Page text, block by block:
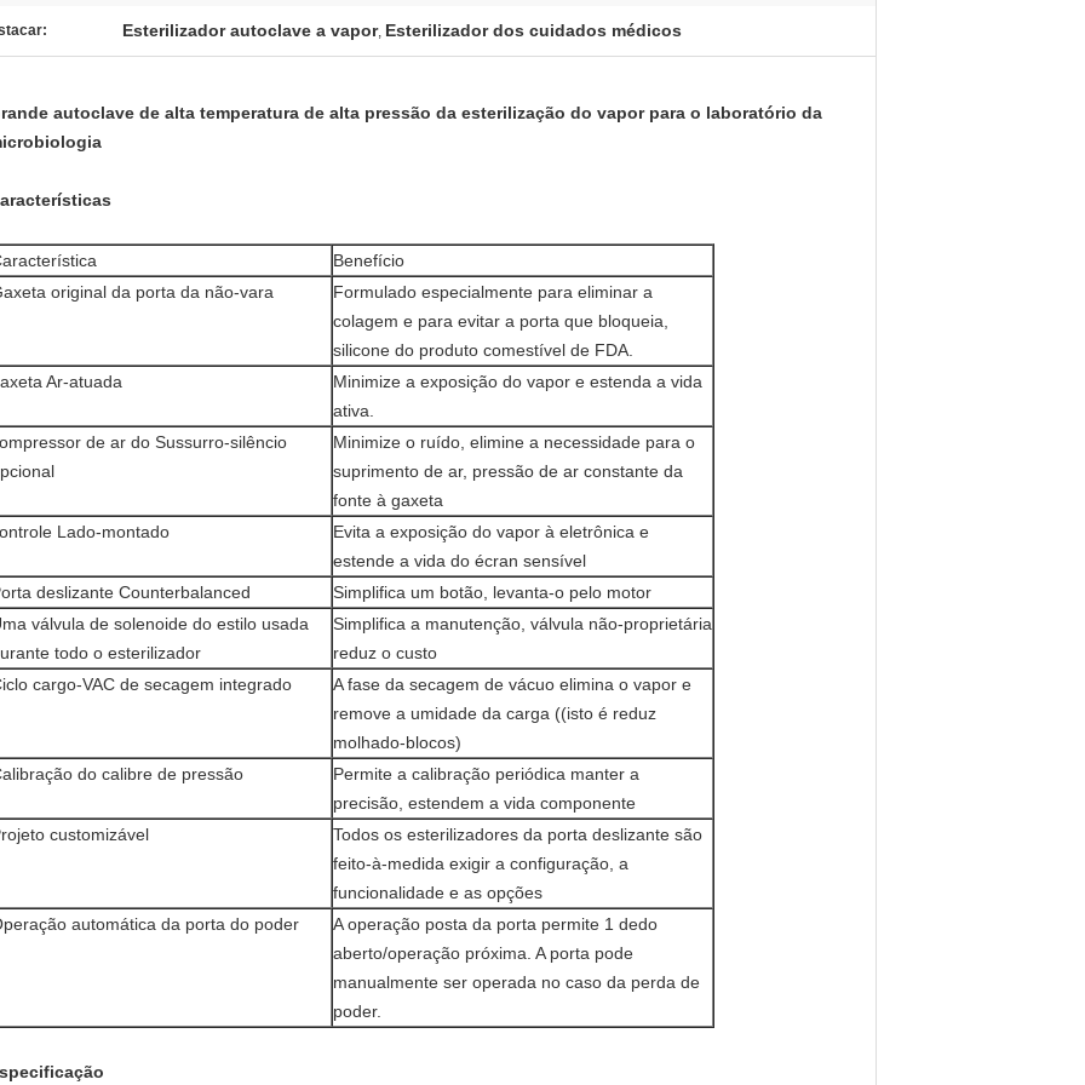
Esterilizador autoclave a vapor, Esterilizador dos cuidados médicos
autoclave de alta temperatura de alta pressão da esterilização do vapor para o laboratório da
Benefício
original da porta da não-vara
Formulado especialmente para eliminar a
colagem e para evitar a porta que bloqueia,
silicone do produto comestível de FDA.
Ar-atuada
Minimize a exposição do vapor e estenda a vida
ativa.
de ar do Sussurro-silêncio
Minimize o ruído, elimine a necessidade para o
suprimento de ar, pressão de ar constante da
fonte à gaxeta
Lado-montado
Evita a exposição do vapor à eletrônica e
estende a vida do écran sensível
deslizante Counterbalanced
Simplifica um botão, levanta-o pelo motor
válvula de solenoide do estilo usada
todo o esterilizador
Simplifica a manutenção, válvula não-proprietária
reduz o custo
cargo-VAC de secagem integrado
A fase da secagem de vácuo elimina o vapor e
remove a umidade da carga ((isto é reduz
molhado-blocos)
do calibre de pressão
Permite a calibração periódica manter a
precisão, estendem a vida componente
customizável
Todos os esterilizadores da porta deslizante são
feito-à-medida exigir a configuração, a
funcionalidade e as opções
automática da porta do poder
A operação posta da porta permite 1 dedo
aberto/operação próxima. A porta pode
manualmente ser operada no caso da perda de
poder.